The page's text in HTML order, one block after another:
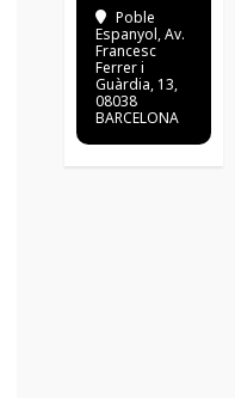
Poble
Espanyol, Av.
Francesc
Ferrer i
Guàrdia, 13,
08038
BARCELONA